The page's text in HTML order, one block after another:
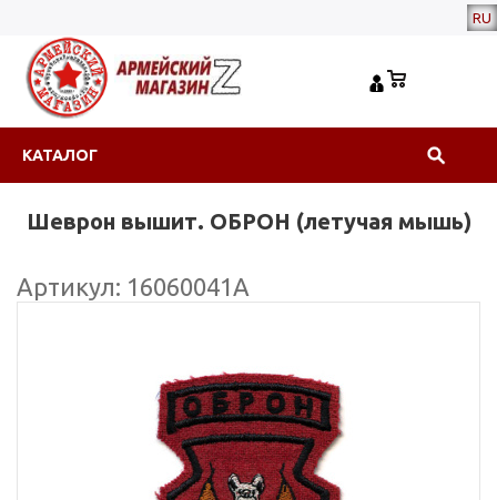
RU
КАТАЛОГ
Шеврон вышит. ОБРОН (летучая мышь)
Артикул: 16060041А